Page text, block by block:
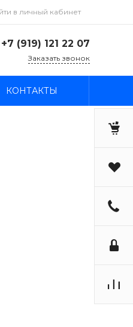
в личный кабинет
+7 (919) 121 22 07
Заказать звонок
КОНТАКТЫ